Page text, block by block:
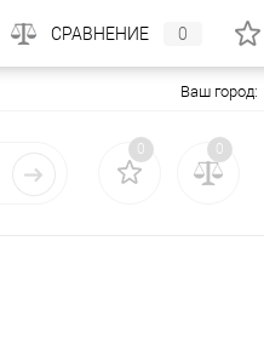
Ваш город:
0 0
СРАВНЕНИЕ 0